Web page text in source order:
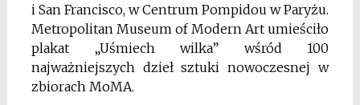
i San Francisco, w Centrum Pompidou w Paryżu.
Metropolitan Museum of Modern Art umieściło
plakat „Uśmiech wilka” wśród 100
najważniejszych dzieł sztuki nowoczesnej w
zbiorach MoMA.